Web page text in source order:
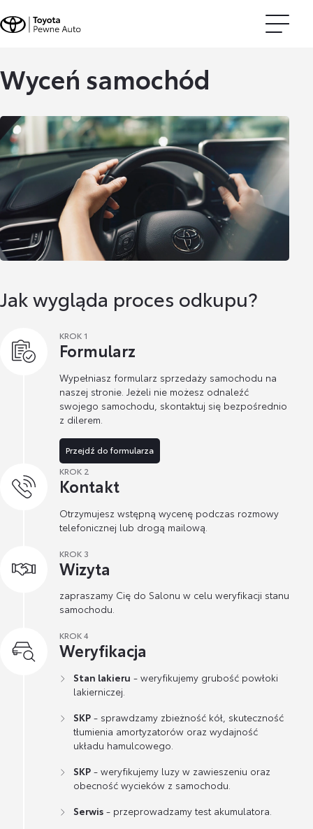
Wyceń samochód
Jak wygląda proces odkupu?
KROK 1
Formularz
Wypełniasz formularz sprzedaży samochodu na
naszej stronie. Jeżeli nie możesz odnaleźć
swojego samochodu, skontaktuj się bezpośrednio
z dilerem.
Przejdź do formularza
KROK 2
Kontakt
Otrzymujesz wstępną wycenę podczas rozmowy
telefonicznej lub drogą mailową.
KROK 3
Wizyta
zapraszamy Cię do Salonu w celu weryfikacji stanu
samochodu.
KROK 4
Weryfikacja
Stan lakieru - weryfikujemy grubość powłoki
lakierniczej.
SKP - sprawdzamy zbieżność kół, skuteczność
tłumienia amortyzatorów oraz wydajność
układu hamulcowego.
SKP - weryfikujemy luzy w zawieszeniu oraz
obecność wycieków z samochodu.
Serwis - przeprowadzamy test akumulatora.